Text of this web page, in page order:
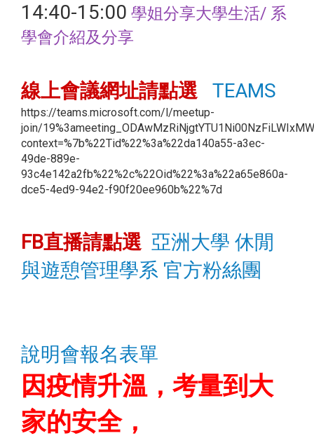
14:40-15:00 學姐分享大學生活/ 系
學會介紹及分享
線上會議網址請點選 TEAMS
https://teams.microsoft.com/l/meetup-
join/
context=%7b%22Tid%22%3a%22da140a55-a3ec-
49de-889e-
93c4e142a2fb%22%2c%22Oid%22%3a%22a65e860a-
dce5-4ed9-94e2-f90f20ee960b%22%7d
FB直播請點選 亞洲大學 休閒
與遊憩管理學系 官方粉絲團
說明會報名表單
因疫情升溫，考量到大
家的安全，